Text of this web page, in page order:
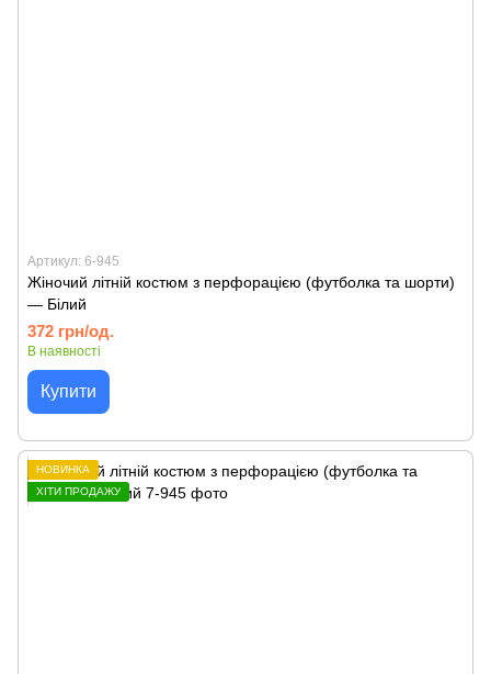
Артикул: 6-945
Жіночий літній костюм з перфорацією (футболка та шорти)
— Білий
372 грн/од.
В наявності
Купити
НОВИНКА
ХІТИ ПРОДАЖУ